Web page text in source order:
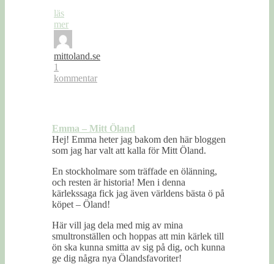
läs
mer
mittoland.se
1
kommentar
Emma – Mitt Öland
Hej! Emma heter jag bakom den här bloggen
som jag har valt att kalla för Mitt Öland.
En stockholmare som träffade en ölänning,
och resten är historia! Men i denna
kärlekssaga fick jag även världens bästa ö på
köpet – Öland!
Här vill jag dela med mig av mina
smultronställen och hoppas att min kärlek till
ön ska kunna smitta av sig på dig, och kunna
ge dig några nya Ölandsfavoriter!